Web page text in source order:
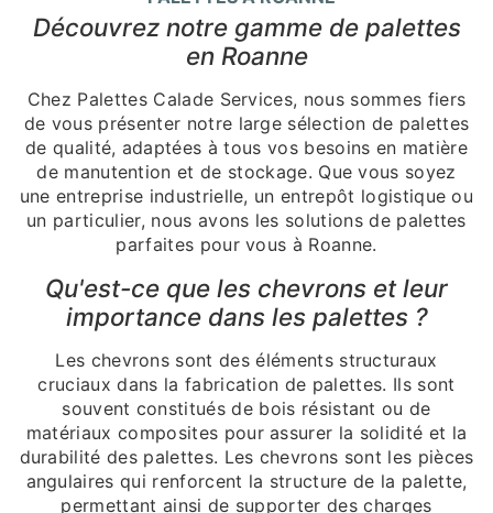
Découvrez notre gamme de palettes
en Roanne
Chez Palettes Calade Services, nous sommes fiers
de vous présenter notre large sélection de palettes
de qualité, adaptées à tous vos besoins en matière
de manutention et de stockage. Que vous soyez
une entreprise industrielle, un entrepôt logistique ou
un particulier, nous avons les solutions de palettes
parfaites pour vous à Roanne.
Qu'est-ce que les chevrons et leur
importance dans les palettes ?
Les chevrons sont des éléments structuraux
cruciaux dans la fabrication de palettes. Ils sont
souvent constitués de bois résistant ou de
matériaux composites pour assurer la solidité et la
durabilité des palettes. Les chevrons sont les pièces
angulaires qui renforcent la structure de la palette,
permettant ainsi de supporter des charges